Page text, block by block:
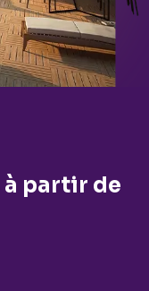
à partir de